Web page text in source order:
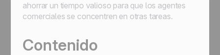
ahorrar un tiempo valioso para que los agentes
comerciales se concentren en otras tareas.
Contenido